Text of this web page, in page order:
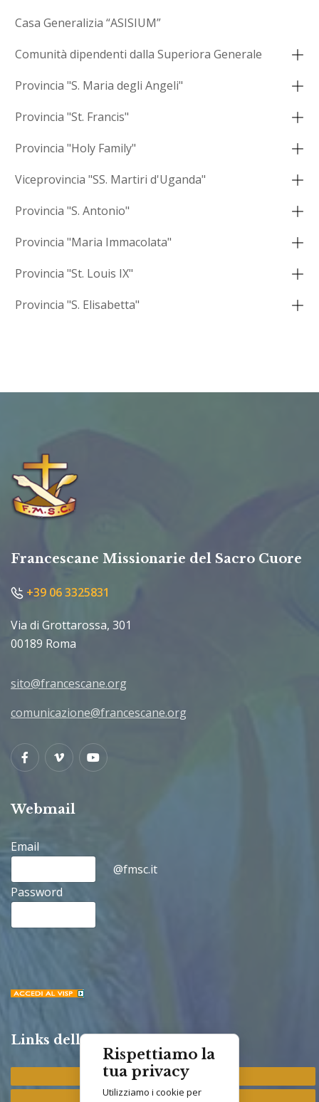
Rispettiamo la
tua privacy
Utilizziamo i cookie per
Casa Generalizia “ASISIUM”
Comunità dipendenti dalla Superiora Generale
Provincia "S. Maria degli Angeli"
Provincia "St. Francis"
Provincia "Holy Family"
Viceprovincia "SS. Martiri d'Uganda"
Provincia "S. Antonio"
Provincia "Maria Immacolata"
Provincia "St. Louis IX"
Provincia "S. Elisabetta"
Francescane Missionarie del Sacro Cuore
+39 06 3325831
Via di Grottarossa, 301
00189 Roma
sito@francescane.org
comunicazione@francescane.org
FacebookVimeoYoutube
Webmail
Email
@fmsc.it
Password
Links della Congregazione
Provincia "St. Francis"
Provincia "M. Immacolata"